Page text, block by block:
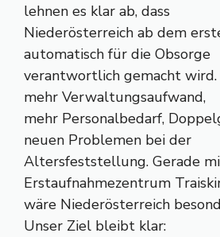
lehnen es klar ab, dass
Niederösterreich ab dem
automatisch für die Obsorge
verantwortlich gemacht wird.
mehr Verwaltungsaufwand,
mehr Personalbedarf,
neuen Problemen bei der
Altersfeststellung. Gerade
Erstaufnahmezentrum
wäre Niederösterreich
Unser Ziel bleibt klar: